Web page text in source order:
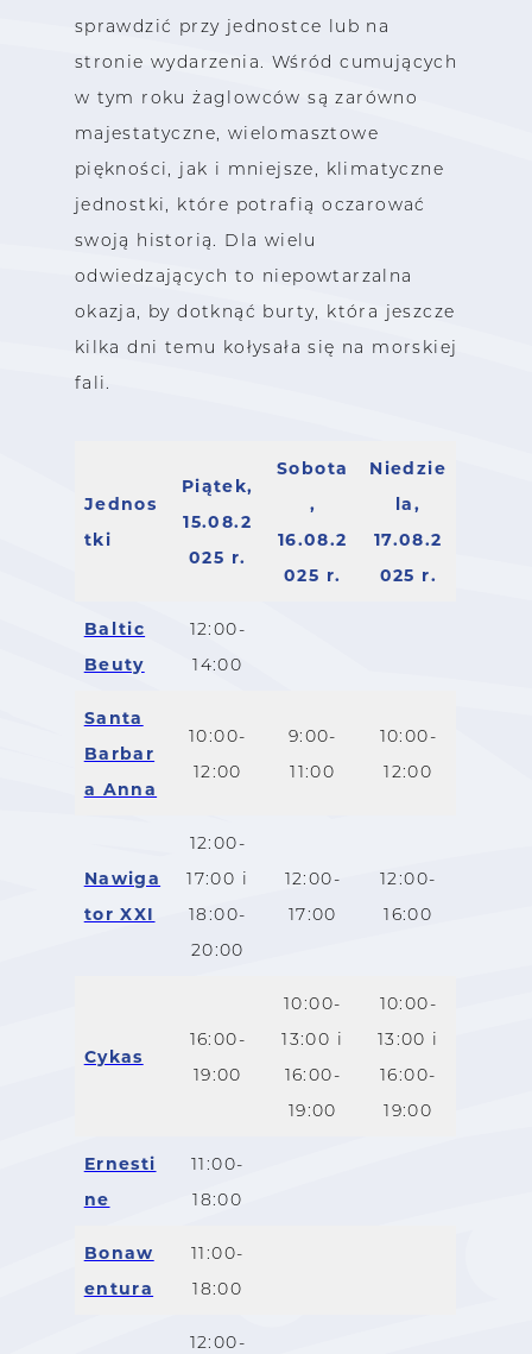
sprawdzić przy jednostce lub na
stronie wydarzenia. Wśród cumujących
w tym roku żaglowców są zarówno
majestatyczne, wielomasztowe
piękności, jak i mniejsze, klimatyczne
jednostki, które potrafią oczarować
swoją historią. Dla wielu
odwiedzających to niepowtarzalna
okazja, by dotknąć burty, która jeszcze
kilka dni temu kołysała się na morskiej
fali.
Jednos
tki
Piątek,
15.08.2
025 r.
Sobota
,
16.08.2
025 r.
Niedzie
la,
17.08.2
025 r.
Baltic
Beuty
12:00-
14:00
Santa
Barbar
a Anna
10:00-
12:00
9:00-
11:00
10:00-
12:00
Nawiga
tor XXI
12:00-
17:00 i
18:00-
20:00
12:00-
17:00
12:00-
16:00
Cykas
16:00-
19:00
10:00-
13:00 i
16:00-
19:00
10:00-
13:00 i
16:00-
19:00
Ernesti
ne
11:00-
18:00
Bonaw
entura
11:00-
18:00
12:00-